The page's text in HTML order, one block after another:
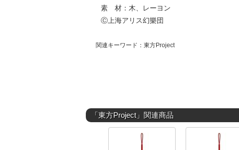
素 材：木、レーヨン
Ⓒ上海アリス幻樂団
関連キーワード：東方Project
「東方Project」関連商品